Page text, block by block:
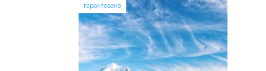
гарантовано